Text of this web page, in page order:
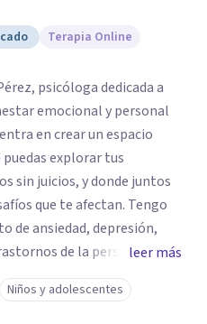
Terapia Online
psicóloga dedicada a
emocional y personal
en crear un espacio
explorar tus
sin juicios, y donde juntos
que te afectan. Tengo
de ansiedad, depresión,
de la personalidad y
(TOC). Mi enfoque
específicas,
leer más
Niños y adolescentes